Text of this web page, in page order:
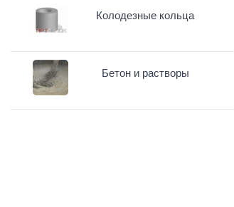
Колодезные кольца
Бетон и растворы